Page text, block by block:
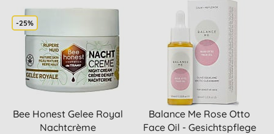
-25%
Bee Honest Gelee Royal
Nachtcrème
Balance Me Rose Otto
Face Oil - Gesichtspflege